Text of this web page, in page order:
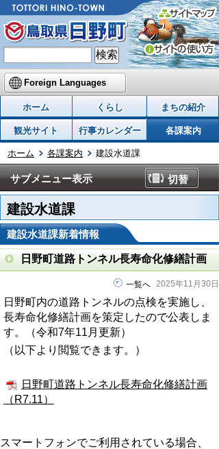
Foreign Languages
ホーム くらし まちの紹介
観光サイト 行事カレンダー 各課案内
ホーム 各課案内 建設水道課
サブメニュー表示 切替
建設水道課
建設水道課新着情報
日野町道路トンネル長寿命化修繕計画
一覧へ 2025年11月30日
日野町内の道路トンネルの点検を実施し、
長寿命化修繕計画を策定したので公表しま
す。（令和7年11月更新）
（以下より閲覧できます。）
日野町道路トンネル長寿命化修繕計画
（R7.11）
スマートフォンでご利用されている場合、